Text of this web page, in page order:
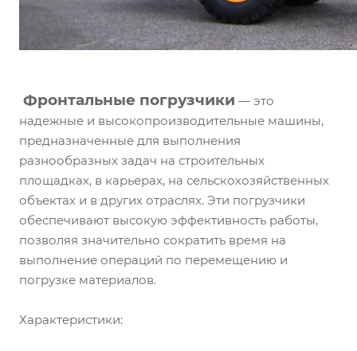
Фронтальные погрузчики — это
надежные и высокопроизводительные машины,
предназначенные для выполнения
разнообразных задач на строительных
площадках, в карьерах, на сельскохозяйственных
объектах и в других отраслях. Эти погрузчики
обеспечивают высокую эффективность работы,
позволяя значительно сократить время на
выполнение операций по перемещению и
погрузке материалов.
Характеристики: